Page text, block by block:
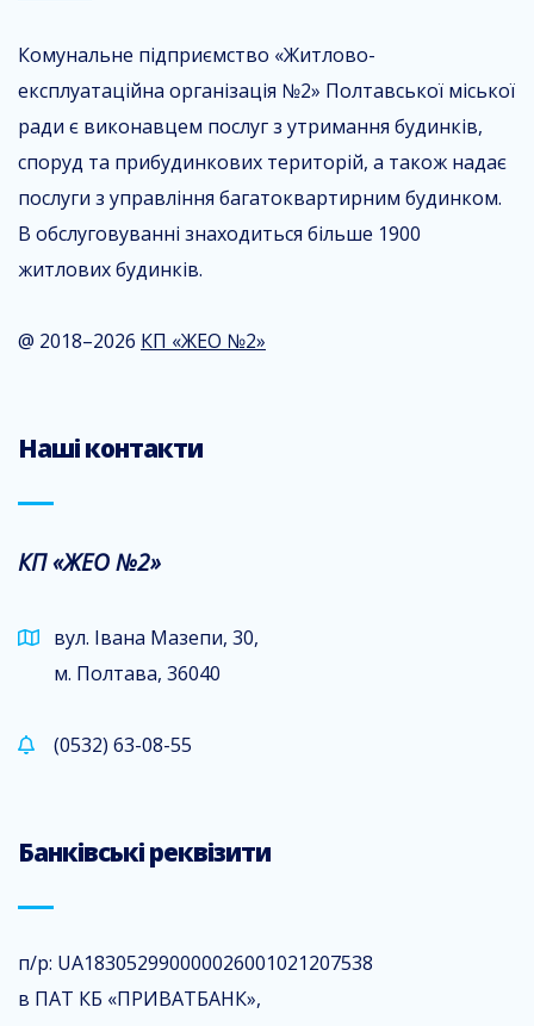
Комунальне підприємство «Житлово-
експлуатаційна організація №2» Полтавської міської
ради є виконавцем послуг з утримання будинків,
споруд та прибудинкових територій, а також надає
послуги з управління багатоквартирним будинком.
В обслуговуванні знаходиться більше 1900
житлових будинків.
@ 2018–2026 КП «ЖЕО №2»
Наші контакти
КП «ЖЕО №2»
вул. Івана Мазепи, 30,
м. Полтава, 36040
(0532) 63-08-55
Банківські реквізити
п/р: UA183052990000026001021207538
в ПАТ КБ «ПРИВАТБАНК»,